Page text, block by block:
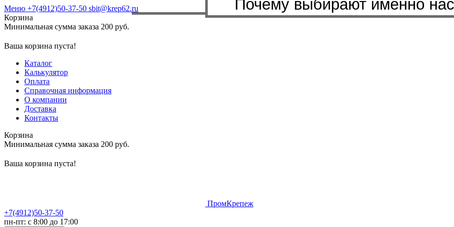
Меню +7(4912)50-37-50 sbit@krep62.ru
Корзина
Минимальная сумма заказа 200 руб.
Ваша корзина пуста!
Каталог
Калькулятор
Оплата
Справочная информация
О компании
Доставка
Контакты
Корзина
Минимальная сумма заказа 200 руб.
Ваша корзина пуста!
ПромКрепеж
+7(4912)50-37-50
пн-пт: с 8:00 до 17:00
Почему выбирают именно